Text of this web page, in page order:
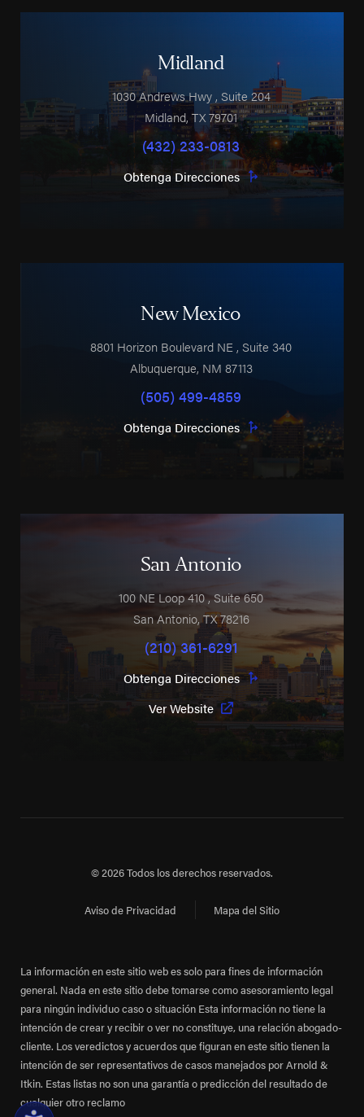
Midland
1030 Andrews Hwy, Suite 204
Midland,TX79701
(432) 233-0813
Obtenga Direcciones
New Mexico
8801 Horizon Boulevard NE, Suite 340
Albuquerque, NM 87113
(505) 499-4859
Obtenga Direcciones
San Antonio
100 NE Loop 410, Suite 650
San Antonio,TX78216
(210) 361-6291
Obtenga Direcciones
Ver Website
© 2026 Todos los derechos reservados.
Aviso de Privacidad Mapa del Sitio
La información en este sitio web es solo para fines de información
general. Nada en este sitio debe tomarse como asesoramiento legal
para ningún individuo caso o situación Esta información no tiene la
intención de crear y recibir o ver no constituye, una relación abogado-
cliente. Los veredictos y acuerdos que figuran en este sitio tienen la
intención de ser representativos de casos manejados por Arnold &
Itkin. Estas listas no son una garantía o predicción del resultado de
cualquier otro reclamo